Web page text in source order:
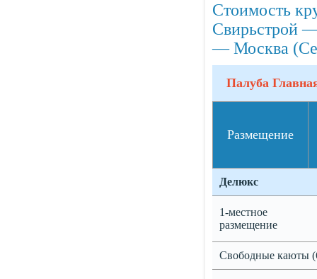
Стоимость
Свирьстрой
— Москва
Палуба
Размещение
Делюкс
1-местное
размещение
Свободные каюты